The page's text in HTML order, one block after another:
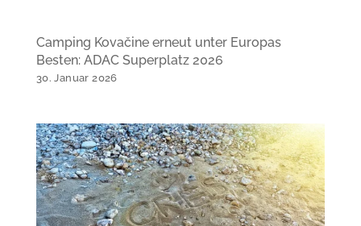
Camping Kovačine erneut unter Europas
Besten: ADAC Superplatz 2026
30. Januar 2026